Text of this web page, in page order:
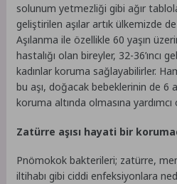
solunum yetmezliği gibi ağır
geliştirilen aşılar artık ülkemizde
Aşılanma ile özellikle 60 yaşın
hastalığı olan bireyler, 32-36’ıncı
kadınlar koruma sağlayabilirler.
bu aşı, doğacak bebeklerinin de 6
koruma altında olmasına yardımcı
Zatürre aşısı hayati bir
Pnömokok bakterileri; zatürre,
iltihabı gibi ciddi enfeksiyonlara